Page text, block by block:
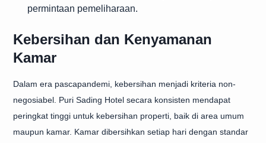
permintaan pemeliharaan.
Kebersihan dan Kenyamanan
Kamar
Dalam era pascapandemi, kebersihan menjadi kriteria non-
negosiabel. Puri Sading Hotel secara konsisten mendapat
peringkat tinggi untuk kebersihan properti, baik di area umum
maupun kamar. Kamar dibersihkan setiap hari dengan standar